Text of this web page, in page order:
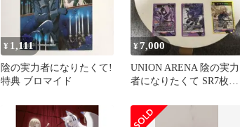
¥ 1,111
陰の実力者になりたくて!
特典 ブロマイド
¥7,000
UNION ARENA 陰の実力
者になりたくて SR7枚